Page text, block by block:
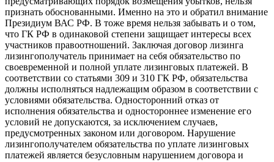
признать обоснованными. Именно на это и обратил внимание
Президиум ВАС РФ. В тоже время нельзя забывать и о том,
что ГК РФ в одинаковой степени защищает интересы всех
участников правоотношений. Заключая договор лизинга
лизингополучатель принимает на себя обязательство по
своевременной и полной уплате лизинговых платежей. В
соответствии со статьями 309 и 310 ГК РФ, обязательства
должны исполняться надлежащим образом в соответствии с
условиями обязательства. Односторонний отказ от
исполнения обязательства и одностороннее изменение его
условий не допускаются, за исключением случаев,
предусмотренных законом или договором. Нарушение
лизингополучателем обязательства по уплате лизинговых
платежей является безусловным нарушением договора и